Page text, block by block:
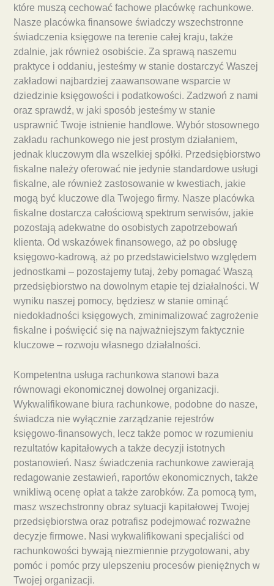
które muszą cechować fachowe placówkę rachunkowe.
Nasze placówka finansowe świadczy wszechstronne
świadczenia księgowe na terenie całej kraju, także
zdalnie, jak również osobiście. Za sprawą naszemu
praktyce i oddaniu, jesteśmy w stanie dostarczyć Waszej
zakładowi najbardziej zaawansowane wsparcie w
dziedzinie księgowości i podatkowości. Zadzwoń z nami
oraz sprawdź, w jaki sposób jesteśmy w stanie
usprawnić Twoje istnienie handlowe. Wybór stosownego
zakładu rachunkowego nie jest prostym działaniem,
jednak kluczowym dla wszelkiej spółki. Przedsiębiorstwo
fiskalne należy oferować nie jedynie standardowe usługi
fiskalne, ale również zastosowanie w kwestiach, jakie
mogą być kluczowe dla Twojego firmy. Nasze placówka
fiskalne dostarcza całościową spektrum serwisów, jakie
pozostają adekwatne do osobistych zapotrzebowań
klienta. Od wskazówek finansowego, aż po obsługę
księgowo-kadrową, aż po przedstawicielstwo względem
jednostkami – pozostajemy tutaj, żeby pomagać Waszą
przedsiębiorstwo na dowolnym etapie tej działalności. W
wyniku naszej pomocy, będziesz w stanie ominąć
niedokładności księgowych, zminimalizować zagrożenie
fiskalne i poświęcić się na najważniejszym faktycznie
kluczowe – rozwoju własnego działalności.
Kompetentna usługa rachunkowa stanowi baza
równowagi ekonomicznej dowolnej organizacji.
Wykwalifikowane biura rachunkowe, podobne do nasze,
świadcza nie wyłącznie zarządzanie rejestrów
księgowo-finansowych, lecz także pomoc w rozumieniu
rezultatów kapitałowych a także decyzji istotnych
postanowień. Nasz świadczenia rachunkowe zawierają
redagowanie zestawień, raportów ekonomicznych, także
wnikliwą ocenę opłat a także zarobków. Za pomocą tym,
masz wszechstronny obraz sytuacji kapitałowej Twojej
przedsiębiorstwa oraz potrafisz podejmować rozważne
decyzje firmowe. Nasi wykwalifikowani specjaliści od
rachunkowości bywają niezmiennie przygotowani, aby
pomóc i pomóc przy ulepszeniu procesów pieniężnych w
Twojej organizacji.